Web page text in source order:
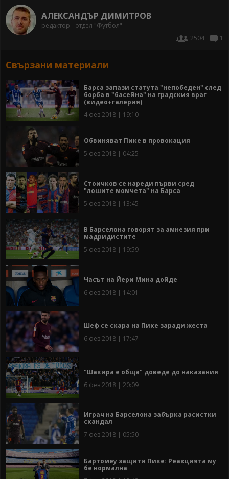
АЛЕКСАНДЪР ДИМИТРОВ
редактор - отдел "Футбол"
2504
1
Свързани материали
Барса запази статута "непобеден" след
борба в "басейна" на градския враг
(видео+галерия)
4 фев 2018 | 19:10
Обвиняват Пике в провокация
5 фев 2018 | 04:25
Стоичков се нареди първи сред
"лошите момчета" на Барса
5 фев 2018 | 13:45
В Барселона говорят за амнезия при
мадридистите
5 фев 2018 | 19:59
Часът на Йери Мина дойде
6 фев 2018 | 14:01
Шеф се скара на Пике заради жеста
6 фев 2018 | 17:47
"Шакира е обща" доведе до наказания
6 фев 2018 | 20:09
Играч на Барселона забърка расистки
скандал
7 фев 2018 | 05:50
Бартомеу защити Пике: Реакцията му
бе нормална